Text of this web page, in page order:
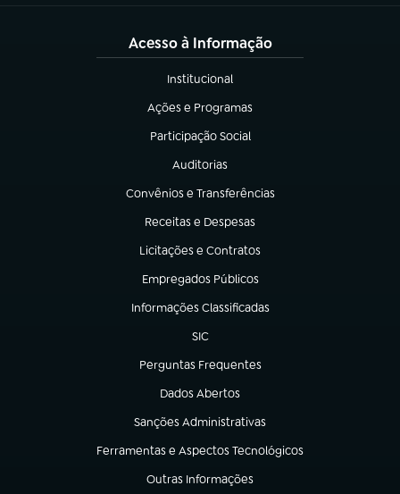
Acesso à Informação
Institucional
(abre em nova aba)
Ações e Programas
(abre em nova aba)
Participação Social
(abre em nova aba)
Auditorias
(abre em nova aba)
Convênios e Transferências
(abre em nova aba)
Receitas e Despesas
(abre em nova aba)
Licitações e Contratos
(abre em nova aba)
Empregados Públicos
(abre em nova aba)
Informações Classificadas
(abre em nova aba)
SIC
(abre em nova aba)
Perguntas Frequentes
(abre em nova aba)
Dados Abertos
(abre em nova aba)
Sanções Administrativas
(abre em nova aba)
Ferramentas e Aspectos Tecnológicos
(abre em nova aba)
Outras Informações
(abre em nova aba)